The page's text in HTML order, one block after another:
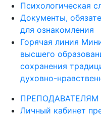
Психологическая
Документы,
для ознакомления
Горячая линия
высшего
сохранения
духовно-
ПРЕПОДАВАТЕЛЯМ
Личный кабинет